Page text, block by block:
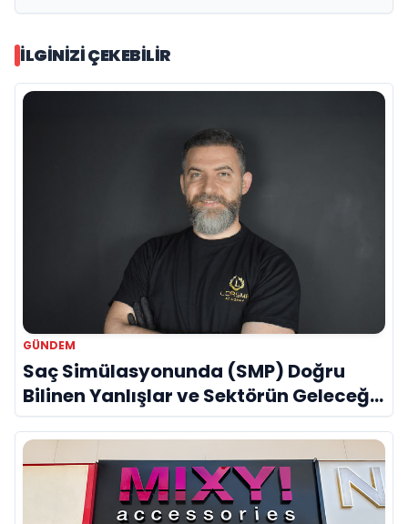
İLGINIZI ÇEKEBILIR
GÜNDEM
Saç Simülasyonunda (SMP) Doğru
Bilinen Yanlışlar ve Sektörün Geleceği:
Onur Akdeniz ile Özel Röportaj